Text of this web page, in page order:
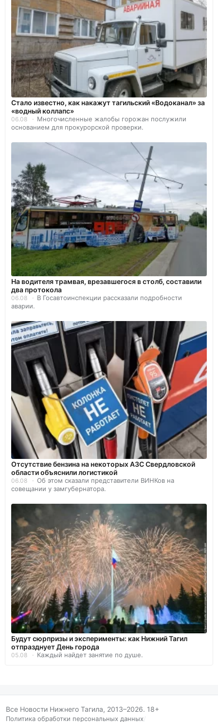
Стало известно, как накажут тагильский «Водоканал» за
«водный коллапс»
06.08
Многочисленные жалобы горожан послужили
основанием для прокурорской проверки.
На водителя трамвая, врезавшегося в столб, составили
два протокола
06.08
В Госавтоинспекции рассказали подробности
аварии.
Отсутствие бензина на некоторых АЗС Свердловской
области объяснили логистикой
06.08
Об этом сказали представители ВИНКов на
совещании у замгубернатора.
Будут сюрпризы и эксперименты: как Нижний Тагил
отпразднует День города
05.08 Каждый найдет занятие по душе.
Все Новости Нижнего Тагила, 2013–2026. 18+
Политика обработки персональных данных/